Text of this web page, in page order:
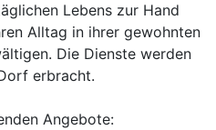
Lebens zur Hand
Alltag in ihrer gewohnten
Die Dienste werden
erbracht.
Angebote: